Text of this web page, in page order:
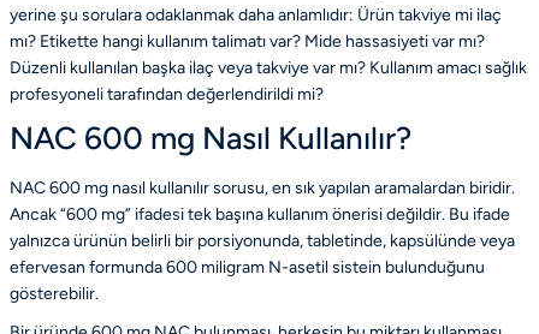
yerine şu sorulara odaklanmak daha anlamlıdır: Ürün takviye mi ilaç
mı? Etikette hangi kullanım talimatı var? Mide hassasiyeti var mı?
Düzenli kullanılan başka ilaç veya takviye var mı? Kullanım amacı sağlık
profesyoneli tarafından değerlendirildi mi?
NAC 600 mg Nasıl Kullanılır?
NAC 600 mg nasıl kullanılır sorusu, en sık yapılan aramalardan biridir.
Ancak “600 mg” ifadesi tek başına kullanım önerisi değildir. Bu ifade
yalnızca ürünün belirli bir porsiyonunda, tabletinde, kapsülünde veya
efervesan formunda 600 miligram N-asetil sistein bulunduğunu
gösterebilir.